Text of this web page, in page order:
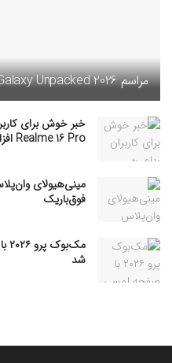
مراسم Galaxy Unpacked 2026
خبر خوش برای
Realme 16 Pro افزایش یافت
مینی‌هیولای
فوق‌باریک
شد